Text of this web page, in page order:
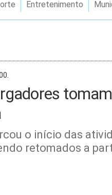
Entretenimento
o início das
retomados a